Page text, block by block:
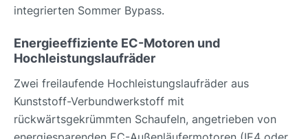
integrierten Sommer Bypass.
Energieeffiziente EC-Motoren und
Hochleistungslaufräder
Zwei freilaufende Hochleistungslaufräder aus
Kunststoff-Verbundwerkstoff mit
rückwärtsgekrümmten Schaufeln, angetrieben von